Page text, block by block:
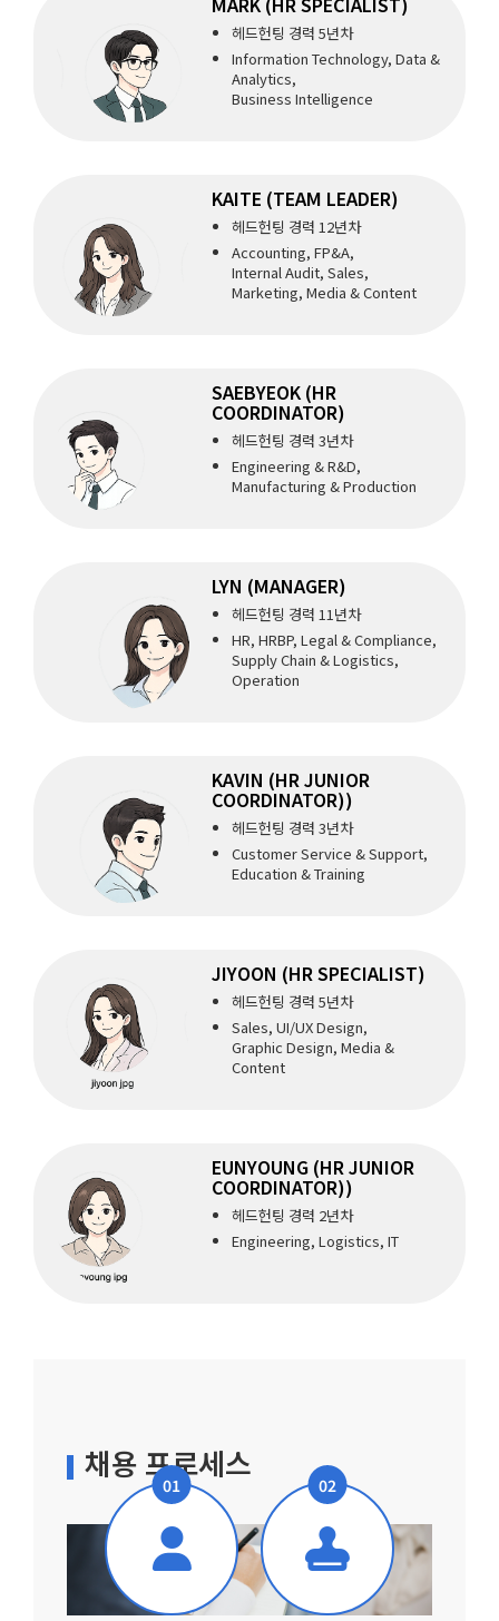
헤드헌팅 경력 5년차
Information Technology, Data &
Analytics,
Business Intelligence
KAITE (TEAM LEADER)
헤드헌팅 경력 12년차
Accounting, FP&A,
Internal Audit, Sales,
Marketing, Media & Content
SAEBYEOK (HR
COORDINATOR)
헤드헌팅 경력 3년차
Engineering & R&D,
Manufacturing & Production
LYN (MANAGER)
헤드헌팅 경력 11년차
HR, HRBP, Legal & Compliance,
Supply Chain & Logistics,
Operation
KAVIN (HR JUNIOR
COORDINATOR))
헤드헌팅 경력 3년차
Customer Service & Support,
Education & Training
JIYOON (HR SPECIALIST)
헤드헌팅 경력 5년차
Sales, UI/UX Design,
Graphic Design, Media &
Content
EUNYOUNG (HR JUNIOR
COORDINATOR))
헤드헌팅 경력 2년차
Engineering, Logistics, IT
채용 프로세스
01 02